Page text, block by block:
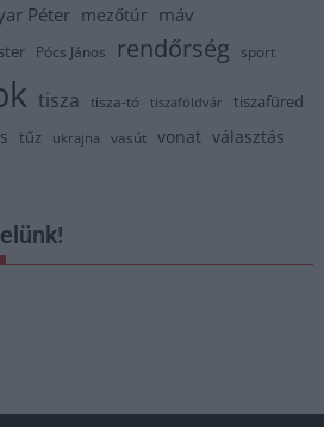
Péter mezőtúr máv
Pócs János rendőrség sport
tisza tisza-tó tiszaföldvár tiszafüred
tűz ukrajna vasút vonat választás